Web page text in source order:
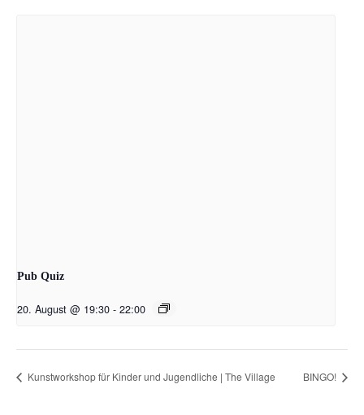
Pub Quiz
20. August @ 19:30 - 22:00
Kunstworkshop für Kinder und Jugendliche | The Village BINGO!